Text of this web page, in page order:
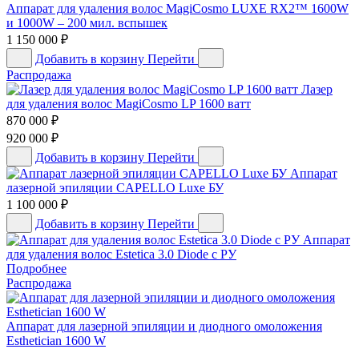
Аппарат для удаления волос MagiCosmo LUXE RX2™ 1600W
и 1000W – 200 мил. вспышек
1 150 000 ₽
Добавить в корзину Перейти
Распродажа
Лазер
для удаления волос MagiCosmo LP 1600 ватт
870 000 ₽
920 000 ₽
Добавить в корзину Перейти
Аппарат
лазерной эпиляции CAPELLO Luxe БУ
1 100 000 ₽
Добавить в корзину Перейти
Аппарат
для удаления волос Estetica 3.0 Diode с РУ
Подробнее
Распродажа
Аппарат для лазерной эпиляции и диодного омоложения
Esthetician 1600 W